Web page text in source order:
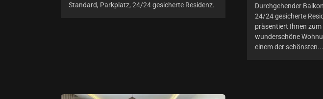
Standard, Parkplatz, 24/24 gesicherte Residenz.
Durchgehender
24/24 gesicherte
präsentiert Ihnen
wunderschöne
einem der schönsten...